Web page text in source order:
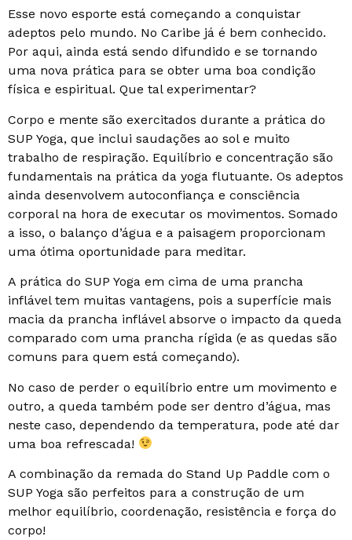
Esse novo esporte está começando a conquistar
adeptos pelo mundo. No Caribe já é bem conhecido.
Por aqui, ainda está sendo difundido e se tornando
uma nova prática para se obter uma boa condição
física e espiritual. Que tal experimentar?
Corpo e mente são exercitados durante a prática do
SUP Yoga, que inclui saudações ao sol e muito
trabalho de respiração. Equilíbrio e concentração são
fundamentais na prática da yoga flutuante. Os adeptos
ainda desenvolvem autoconfiança e consciência
corporal na hora de executar os movimentos. Somado
a isso, o balanço d’água e a paisagem proporcionam
uma ótima oportunidade para meditar.
A prática do SUP Yoga em cima de uma prancha
inflável tem muitas vantagens, pois a superfície mais
macia da prancha inflável absorve o impacto da queda
comparado com uma prancha rígida (e as quedas são
comuns para quem está começando).
No caso de perder o equilíbrio entre um movimento e
outro, a queda também pode ser dentro d’água, mas
neste caso, dependendo da temperatura, pode até dar
uma boa refrescada!
A combinação da remada do Stand Up Paddle com o
SUP Yoga são perfeitos para a construção de um
melhor equilíbrio, coordenação, resistência e força do
corpo!